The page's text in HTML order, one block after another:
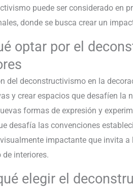
puede ser considerado en
donde se busca crear un
optar por el
del deconstructivismo en la
y crear espacios que desafíen la
formas de expresión y
desafía las convenciones
impactante que invita
de interiores.
elegir el